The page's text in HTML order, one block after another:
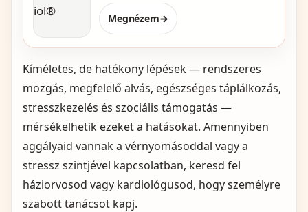
Megnézem→
Kíméletes, de hatékony lépések — rendszeres
mozgás, megfelelő alvás, egészséges táplálkozás,
stresszkezelés és szociális támogatás —
mérsékelhetik ezeket a hatásokat. Amennyiben
aggályaid vannak a vérnyomásoddal vagy a
stressz szintjével kapcsolatban, keresd fel
háziorvosod vagy kardiológusod, hogy személyre
szabott tanácsot kapj.